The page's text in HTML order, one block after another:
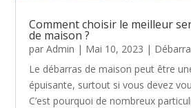
Comment choisir le meilleur
de maison ?
parAdmin | Mai 10, 2023 |
Le débarras de maison peut être
épuisante, surtout si vous devez
C’est pourquoi de nombreux